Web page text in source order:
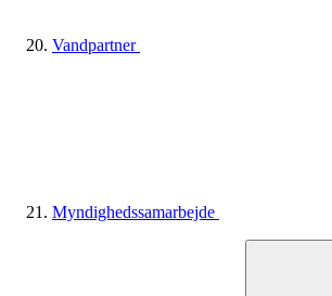
Vandpartner
Myndighedssamarbejde